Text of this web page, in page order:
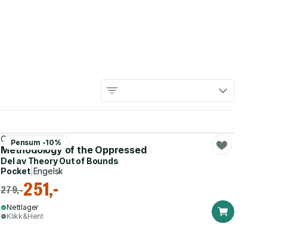
Pensum -10%
Chela Sandoval
Methodology of the Oppressed
Del av Theory Out of Bounds
Pocket| Engelsk
279,-251,-
Nettlager
Klikk&Hent